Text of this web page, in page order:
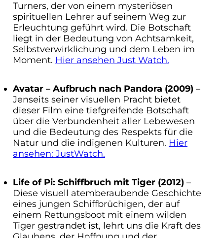
Turners, der von einem mysteriösen
spirituellen Lehrer auf seinem Weg zur
Erleuchtung geführt wird. Die Botschaft
liegt in der Bedeutung von Achtsamkeit,
Selbstverwirklichung und dem Leben im
Moment. Hier ansehen Just Watch.
Avatar – Aufbruch nach Pandora (2009) –
Jenseits seiner visuellen Pracht bietet
dieser Film eine tiefgreifende Botschaft
über die Verbundenheit aller Lebewesen
und die Bedeutung des Respekts für die
Natur und die indigenen Kulturen. Hier
ansehen: JustWatch.
Life of Pi: Schiffbruch mit Tiger (2012) –
Diese visuell atemberaubende Geschichte
eines jungen Schiffbrüchigen, der auf
einem Rettungsboot mit einem wilden
Tiger gestrandet ist, lehrt uns die Kraft des